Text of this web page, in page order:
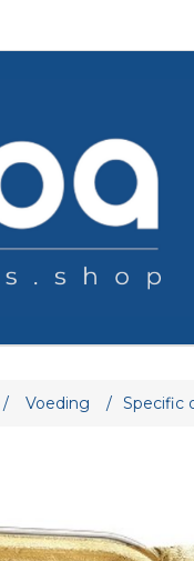
/ Voeding / Specific